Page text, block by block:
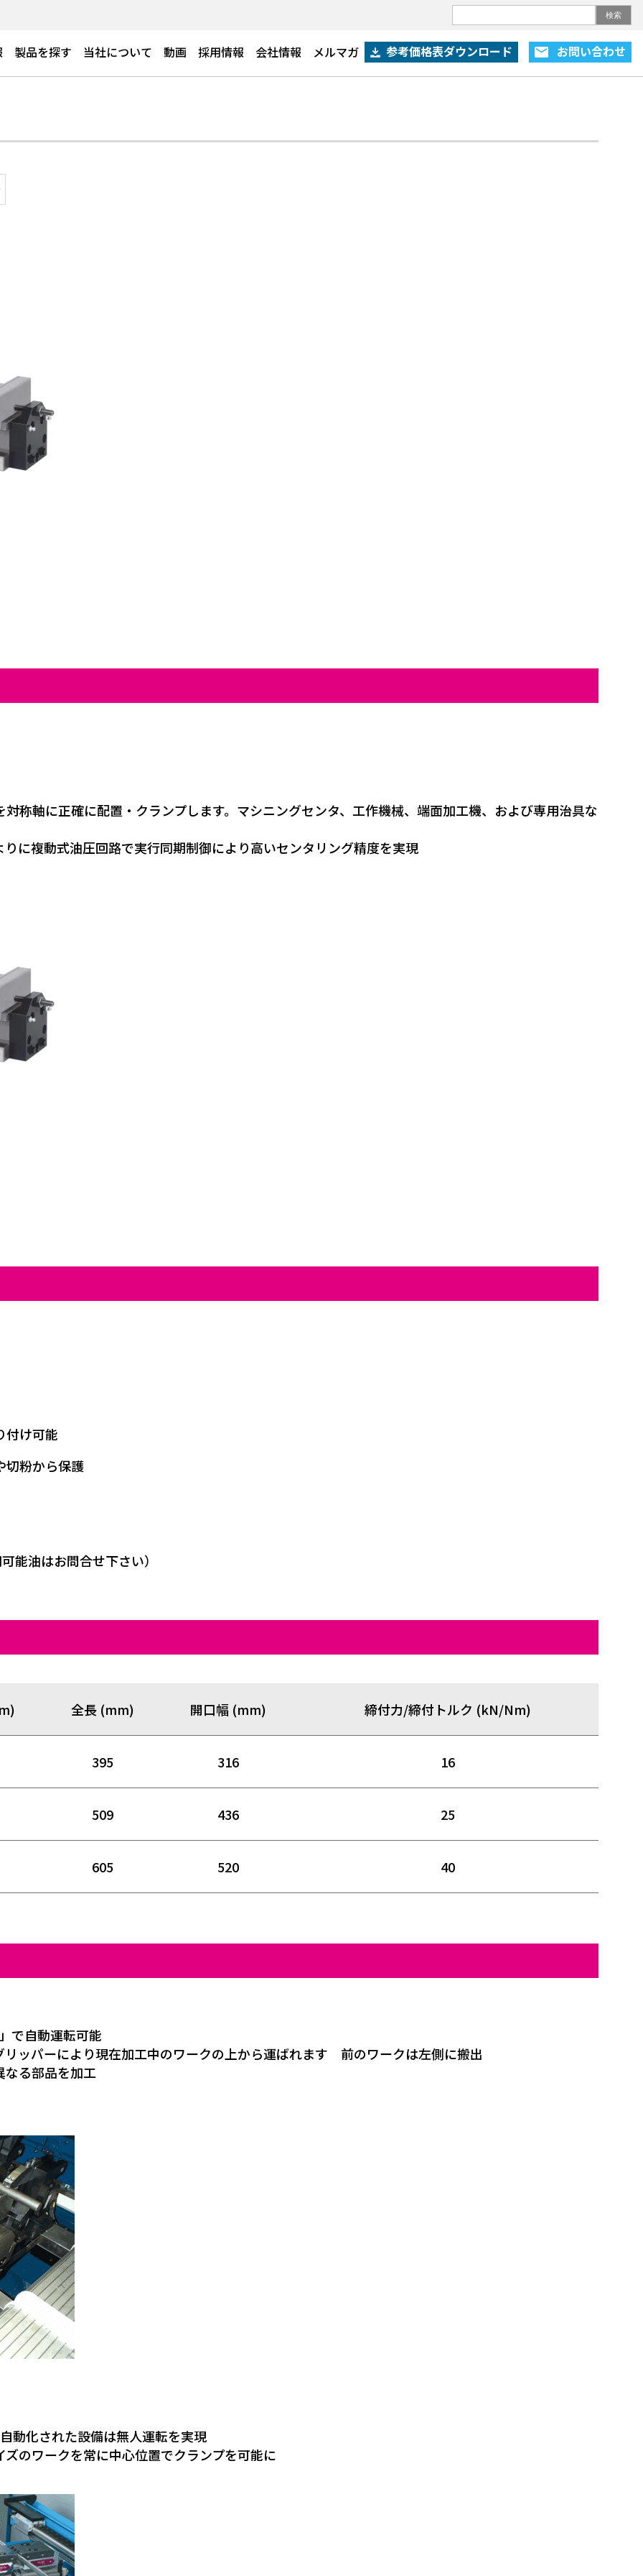
検索
製品を探す 当社について 動画 採用情報 会社情報 メルマガ 参考価格表ダウンロード お問い合わせ
称軸に正確に配置・クランプします。マシニングセンタ、工作機械、端面加工機、および専用治具な
に複動式油圧回路で実行同期制御により高いセンタリング精度を実現
付け可能
切粉から保護
能油はお問合せ下さい）
全長 (mm) 開口幅 (mm) 締付力/締付トルク (kN/Nm)
395 316 16
509 436 25
605 520 40
で自動運転可能
ッパーにより現在加工中のワークの上から運ばれます 前のワークは左側に搬出
なる部品を加工
動化された設備は無人運転を実現
のワークを常に中心位置でクランプを可能に